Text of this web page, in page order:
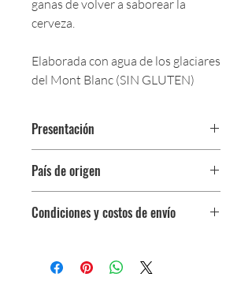
ganas de volver a saborear la
cerveza.
Elaborada con agua de los glaciares
del Mont Blanc (SIN GLUTEN)
Presentación
País de origen
Condiciones y costos de envío
iguales o mayores a $350,000.
$5,000 para pedidos entre